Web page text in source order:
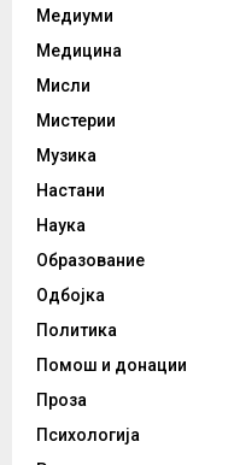
Медиуми
Медицина
Мисли
Мистерии
Музика
Настани
Наука
Образование
Одбојка
Политика
Помош и донации
Проза
Психологија